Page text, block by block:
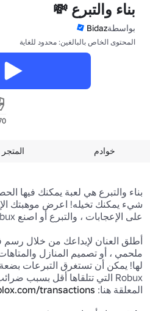
بناء والتبرع 💸
بواسطةBidaz
المحتوى الخاص بالبالغين: محدود للغاية
المتجر خوادم
المعلقة هنا: transactions